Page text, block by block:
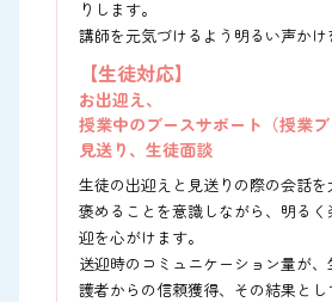
りします。
講師を元気づけるよう明るい声かけ
【生徒対応】
お出迎え、
授業中のブースサポート（授業
見送り、生徒面談
生徒の出迎えと見送りの際の会話を
褒めることを意識しながら、明る
迎を心がけます。
送迎時のコミュニケーション量が
護者からの信頼獲得、その結果と